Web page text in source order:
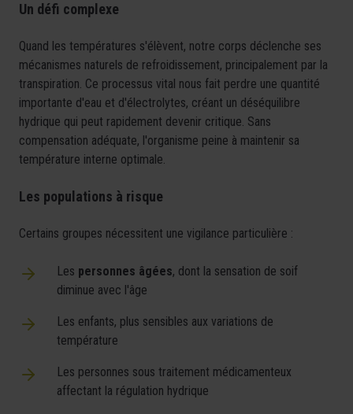
Un défi complexe
Quand les températures s'élèvent, notre corps déclenche ses
mécanismes naturels de refroidissement, principalement par la
transpiration. Ce processus vital nous fait perdre une quantité
importante d'eau et d'électrolytes, créant un déséquilibre
hydrique qui peut rapidement devenir critique. Sans
compensation adéquate, l'organisme peine à maintenir sa
température interne optimale.
Les populations à risque
Certains groupes nécessitent une vigilance particulière :
Les personnes âgées, dont la sensation de soif
diminue avec l'âge
Les enfants, plus sensibles aux variations de
température
Les personnes sous traitement médicamenteux
affectant la régulation hydrique